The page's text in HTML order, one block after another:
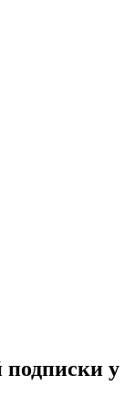
подписки у